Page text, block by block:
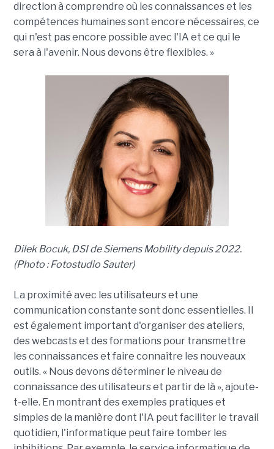
direction à comprendre où les connaissances et les
compétences humaines sont encore nécessaires, ce
qui n'est pas encore possible avec l'IA et ce qui le
sera à l'avenir. Nous devons être flexibles. »
Dilek Bocuk, DSI de Siemens Mobility depuis 2022.
(Photo : Fotostudio Sauter)
La proximité avec les utilisateurs et une
communication constante sont donc essentielles. Il
est également important d'organiser des ateliers,
des webcasts et des formations pour transmettre
les connaissances et faire connaître les nouveaux
outils. « Nous devons déterminer le niveau de
connaissance des utilisateurs et partir de là », ajoute-
t-elle. En montrant des exemples pratiques et
simples de la manière dont l'IA peut faciliter le travail
quotidien, l'informatique peut faire tomber les